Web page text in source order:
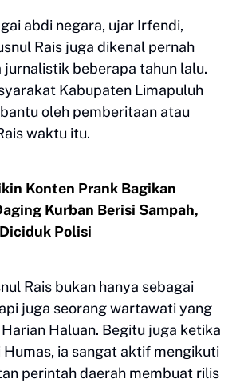
abdi negara, ujar Irfendi,
Rais juga dikenal pernah
jurnalistik beberapa tahun lalu.
Kabupaten Limapuluh
oleh pemberitaan atau
waktu itu.
Konten Prank Bagikan
Kurban Berisi Sampah,
Polisi
Rais bukan hanya sebagai
juga seorang wartawati yang
Haluan. Begitu juga ketika
Humas, ia sangat aktif mengikuti
perintah daerah membuat rilis